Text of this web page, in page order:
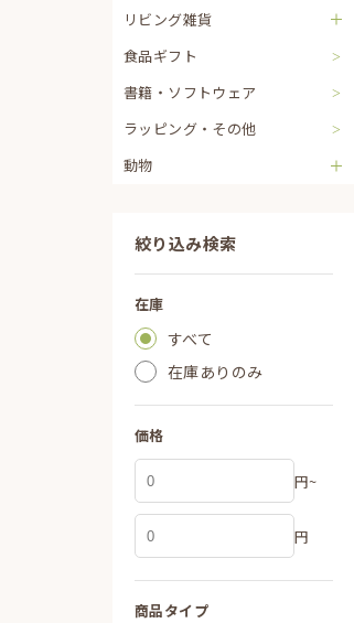
リビング雑貨
食品ギフト
書籍・ソフトウェア
ラッピング・その他
動物
絞り込み検索
在庫
すべて
在庫ありのみ
価格
円~
円
商品タイプ